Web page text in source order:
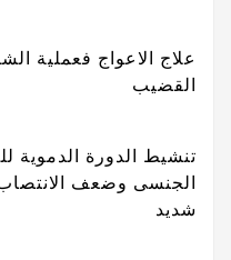
علاج الاعواج فعملية
القضيب
تنشيط الدورة الدموية
الجنسى وضعف
شديد